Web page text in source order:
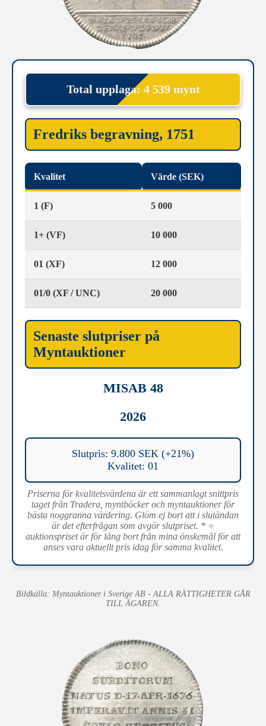
Total upplaga: 4 539 mynt
Fredriks begravning, 1751
Kvalitet Värde (SEK)
1 (F) 5 000
1+ (VF) 10 000
01 (XF) 12 000
01/0 (XF / UNC) 20 000
Senaste slutpriser på
Myntauktioner
MISAB 48
2026
Slutpris: 9.800 SEK (+21%)
Kvalitet: 01
Priserna för kvalitetsvärdena är ett sammanlagt snittpris
taget från Tradera, myntböcker och myntauktioner för
bästa noggranna värdering. Glöm ej bort att i slutändan
är det efterfrågan som avgör slutpriset. * =
auktionspriset är för lång bort från mina önskemål för att
anses vara aktuellt pris idag för samma kvalitet.
Bildkälla: Myntauktioner i Sverige AB - ALLA RÄTTIGHETER GÅR
TILL ÄGAREN.